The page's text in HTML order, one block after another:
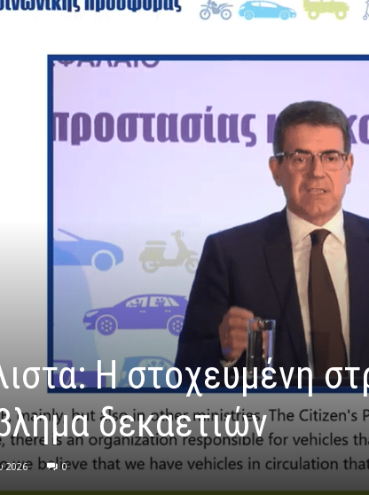
Η στοχευμένη
δεκαετιών
2026 0